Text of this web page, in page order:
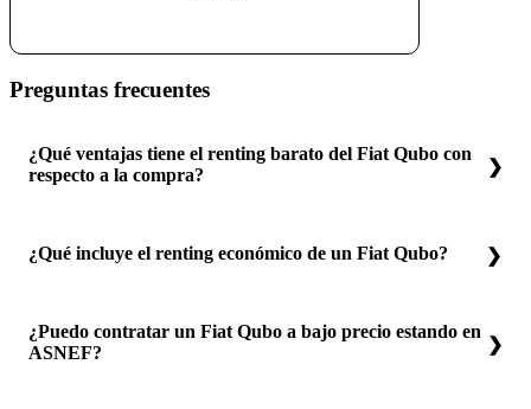
Preguntas frecuentes
¿Qué ventajas tiene el renting barato del Fiat Qubo con
respecto a la compra?
¿Qué incluye el renting económico de un Fiat Qubo?
¿Puedo contratar un Fiat Qubo a bajo precio estando en
ASNEF?